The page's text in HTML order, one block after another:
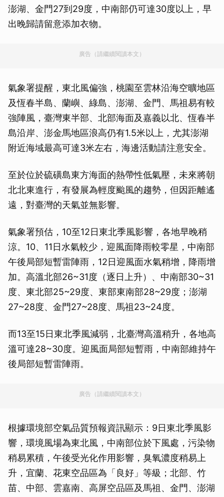
澎湖、金門27到29度，中南部仍可達30度以上，早
出晚歸請留意添加衣物。
廣告（請繼續閱讀本文）
氣象署提醒，東北風偏強，桃園至雲林沿海空曠地區
及恆春半島、蘭嶼、綠島、澎湖、金門、馬祖易有較
強陣風，臺灣東半部、北部海面及嘉義以北、恆春半
島沿岸、澎金馬地區浪高仍有1.5米以上，尤其澎湖
附近海域最高可達3米左右，海邊活動請注意安全。
至於位於硫磺島東方海面的熱帶性低氣壓，未來將朝
北北東進行，有發展為輕度颱風的趨勢，但因距離遙
遠，對臺灣的天氣並無影響。
氣象署預估，10至12日東北季風影響，各地早晚稍
涼。10、11日水氣較少，迎風面降雨較零星，中南部
午後局部短暫雷陣雨，12日迎風面水氣稍增，降雨增
加。高溫北部26~31度（逐日上升）、中南部30~31
度、東北部25~29度、東部東南部28~29度；澎湖
27~28度、金門27~28度、馬祖23~24度。
而13至15日東北季風減弱，北臺灣高溫稍升，各地高
溫可達28~30度。迎風面局部短暫雨，中南部維持午
後局部短暫雷陣雨。
廣告（請繼續閱讀本文）
根據環境部空氣品質預報資訊顯示：9日東北季風影
響，環境風場為東北風，中南部位於下風處，污染物
稍易累積，午後受光化作用影響，臭氧濃度稍易上
升，宜蘭、花東空品區為「良好」等級；北部、竹
苗、中部、雲嘉南、高屏空品區及馬祖、金門、澎湖